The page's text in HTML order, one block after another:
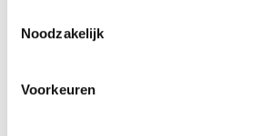
Noodzakelijk
Voorkeuren